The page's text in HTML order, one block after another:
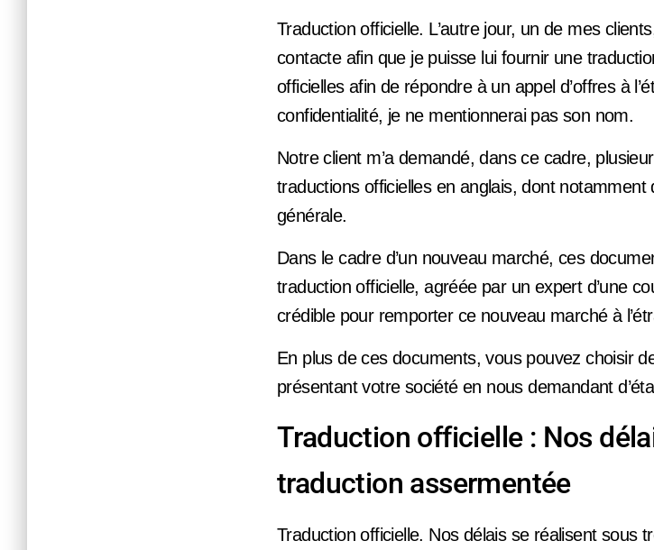
Traduction officielle. L’autre jour, un de mes
contacte afin que je puisse lui fournir une
officielles afin de répondre à un appel d’offres à
confidentialité, je ne mentionnerai pas son nom.
Notre client m’a demandé, dans ce cadre,
traductions officielles en anglais, dont notamment
générale.
Dans le cadre d’un nouveau marché, ces
traduction officielle, agréée par un expert d’une
crédible pour remporter ce nouveau marché à
En plus de ces documents, vous pouvez choisir
présentant votre société en nous demandant
Traduction officielle : Nos
traduction assermentée
Traduction officielle. Nos délais se réalisent sous